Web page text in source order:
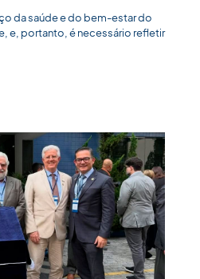
da saúde e do bem-estar do
e, portanto, é necessário refletir